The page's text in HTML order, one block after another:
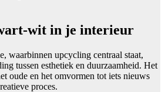
wit in je interieur
waarbinnen upcycling centraal staat,
tussen esthetiek en duurzaamheid. Het
oude en het omvormen tot iets nieuws
proces.